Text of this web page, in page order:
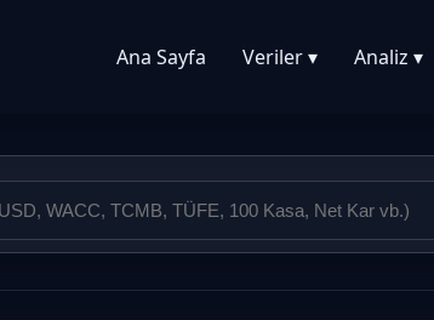
Ana Sayfa Veriler ▾ Analiz ▾